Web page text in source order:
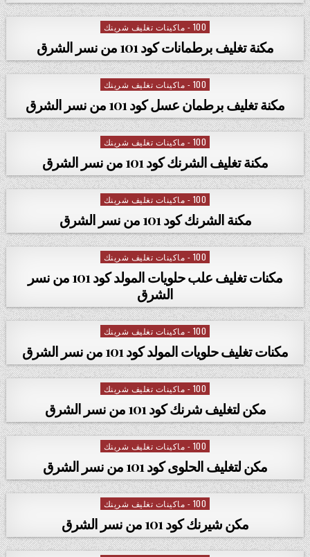
Posted in
100 - ماكينات تغليف شرينك
مكنة تغليف برطمانات كود 101 من نسر الشرق
Posted in
100 - ماكينات تغليف شرينك
مكنة تغليف برطمان عسل كود 101 من نسر الشرق
Posted in
100 - ماكينات تغليف شرينك
مكنة تغليف الشرنك كود 101 من نسر الشرق
Posted in
100 - ماكينات تغليف شرينك
مكنة الشرنك كود 101 من نسر الشرق
Posted in
100 - ماكينات تغليف شرينك
مكنات تغليف علب حلويات المولد كود 101 من نسر
الشرق
Posted in
100 - ماكينات تغليف شرينك
مكنات تغليف حلويات المولد كود 101 من نسر الشرق
Posted in
100 - ماكينات تغليف شرينك
مكن لتغليف شرنك كود 101 من نسر الشرق
Posted in
100 - ماكينات تغليف شرينك
مكن لتغليف الحلوى كود 101 من نسر الشرق
Posted in
100 - ماكينات تغليف شرينك
مكن شيرنك كود 101 من نسر الشرق